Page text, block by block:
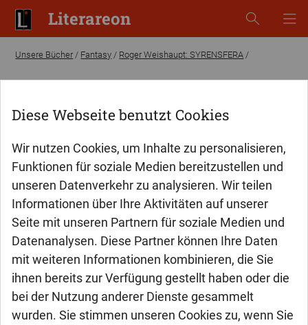
Diese Webseite benutzt Cookies
Wir nutzen Cookies, um Inhalte zu personalisieren,
Funktionen für soziale Medien bereitzustellen und
unseren Datenverkehr zu analysieren. Wir teilen
Informationen über Ihre Aktivitäten auf unserer
Seite mit unseren Partnern für soziale Medien und
Datenanalysen. Diese Partner können Ihre Daten
mit weiteren Informationen kombinieren, die Sie
ihnen bereits zur Verfügung gestellt haben oder die
bei der Nutzung anderer Dienste gesammelt
wurden. Sie stimmen unseren Cookies zu, wenn Sie
Literareon
Unsere Bücher / Fantasy / Roger Weishaupt: SYRENSFERA /